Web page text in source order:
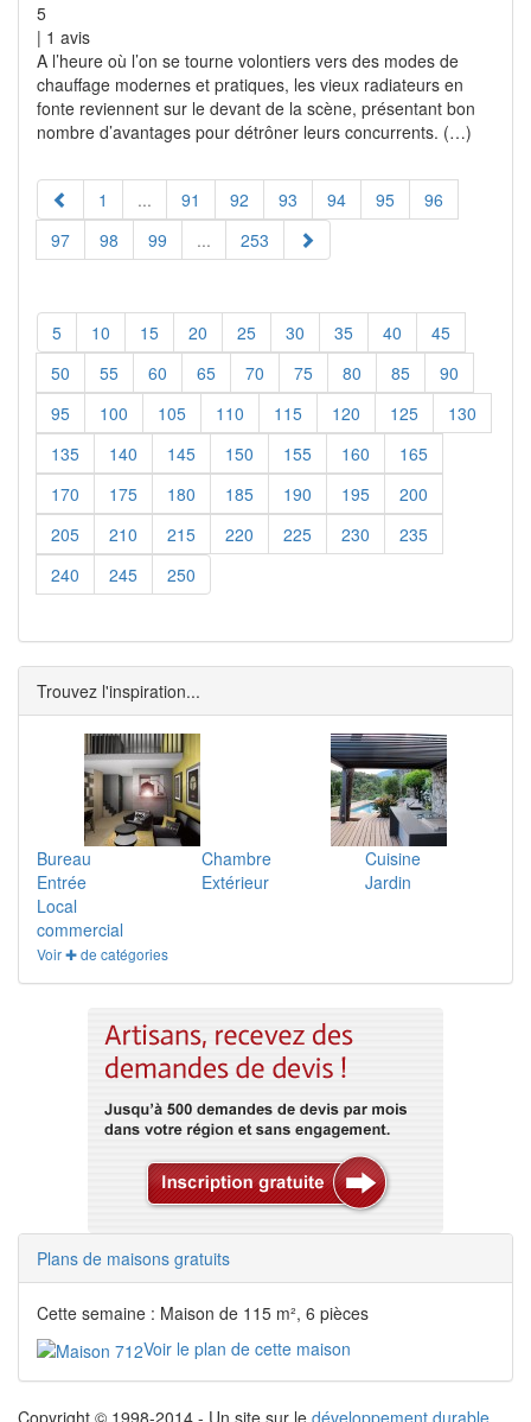
5
| 1 avis
A l’heure où l’on se tourne volontiers vers des modes de
chauffage modernes et pratiques, les vieux radiateurs en
fonte reviennent sur le devant de la scène, présentant bon
nombre d’avantages pour détrôner leurs concurrents. (…)
1 ... 91 92 93 94 95
96
97
98 99 ... 253
5 10 15 20 25 30 35 40
45
50
55 60 65 70 75 80 85
90
95
100 105 110 115 120 125
130
135
140 145 150 155 160
165
170
175 180 185 190 195
200
205
210 215 220 225 230
235
240
245 250
Trouvez l'inspiration...
Bureau Chambre
Cuisine
Entrée
Extérieur
Jardin
Local
commercial
Voir ✚ de catégories
Plans de maisons gratuits
Cette semaine : Maison de 115 m², 6 pièces
Voir le plan de cette maison